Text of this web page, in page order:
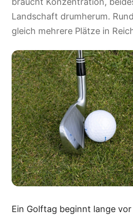
Landschaft drumherum.
gleich mehrere Plätze in
Ein Golftag beginnt lange